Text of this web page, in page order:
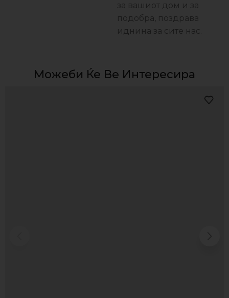
за вашиот дом и за
подобра, поздравa
иднина за сите нас.
Можеби Ќе Ве Интересира